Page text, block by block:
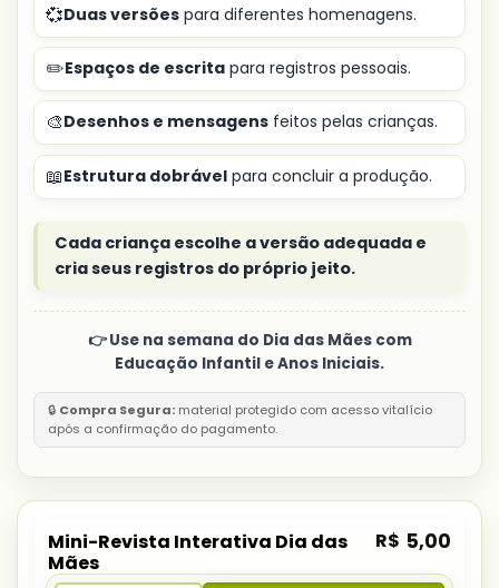
💞Duas versões para diferentes homenagens.
✏️Espaços de escrita para registros pessoais.
🎨Desenhos e mensagens feitos pelas crianças.
📖Estrutura dobrável para concluir a produção.
Cada criança escolhe a versão adequada e
cria seus registros do próprio jeito.
👉 Use na semana do Dia das Mães com
Educação Infantil e Anos Iniciais.
🔒 Compra Segura: material protegido com acesso vitalício
após a confirmação do pagamento.
Mini-Revista Interativa Dia das
Mães
R$ 5,00